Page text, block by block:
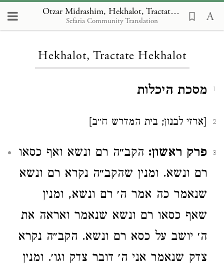
Otzar Midrashim, Hekhalot, Tractate Hekhalot
Sefaria Community Translation
Loading...
Hekhalot, Tractate Hekhalot
1 מסכת היכלות
2 [ארזי לבנון; בית המדרש ח״ב]
3 פרק ראשון: הקב״ה רם ונשא ואף כסאו
רם ונשא. ומנין שהקב״ה נקרא רם ונשא
שנאמר כה אמר ה׳ רם ונשא, ומנין
שאף כסאו רם ונשא שנאמר ואראה את
ה׳ יושב על כסא רם ונשא. הקב״ה נקרא
צדק שנאמר אני ה׳ דובר צדק וגו׳. ומנין